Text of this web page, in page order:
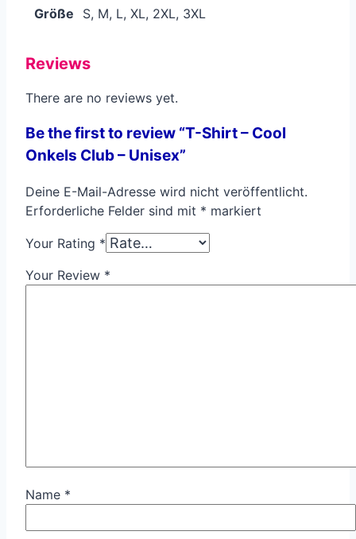
Größe S, M, L, XL, 2XL, 3XL
Reviews
There are no reviews yet.
Be the first to review “T-Shirt – Cool
Onkels Club – Unisex”
Deine E-Mail-Adresse wird nicht veröffentlicht.
Erforderliche Felder sind mit * markiert
Your Rating *
Your Review *
Name *